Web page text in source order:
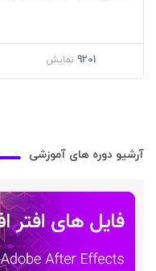
9201 نمایش
آرشیو دوره های آموزشی